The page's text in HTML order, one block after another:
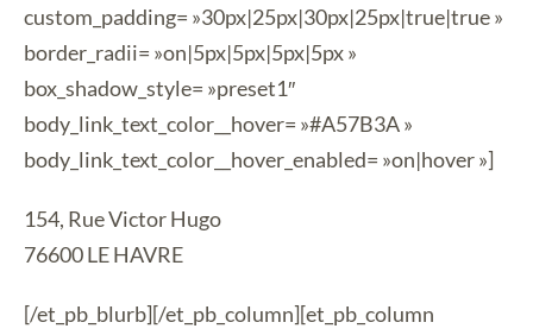
custom_padding= »30px|25px|30px|25px|true|true »
border_radii= »on|5px|5px|5px|5px »
box_shadow_style= »preset1″
body_link_text_color__hover= »#A57B3A »
body_link_text_color__hover_enabled= »on|hover »]
154, Rue Victor Hugo
76600 LE HAVRE
[/et_pb_blurb][/et_pb_column][et_pb_column